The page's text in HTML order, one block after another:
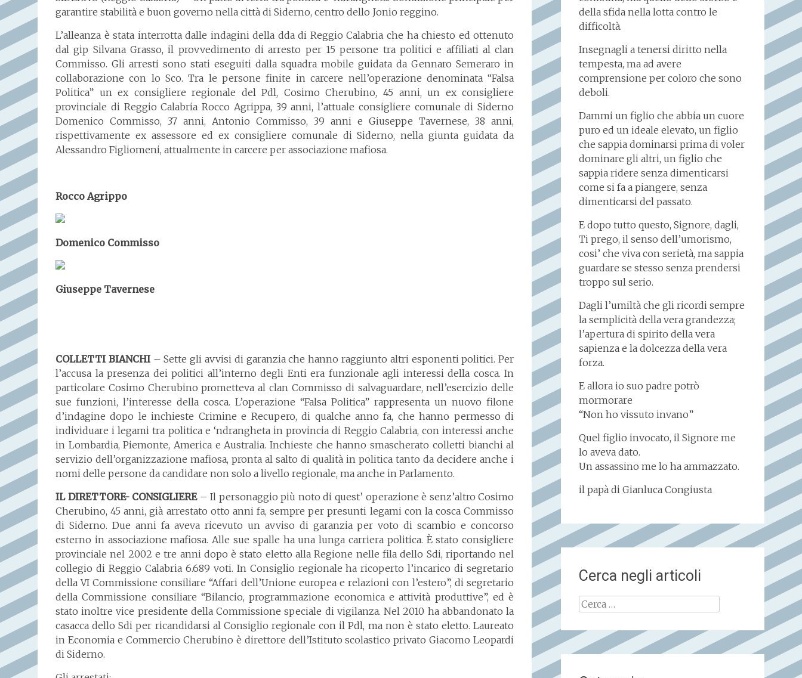
garantire stabilità e buon governo nella città di Siderno, centro dello Jonio reggino.
L’alleanza è stata interrotta dalle indagini della dda di Reggio Calabria che ha chiesto ed ottenuto
dal gip Silvana Grasso, il provvedimento di arresto per 15 persone tra politici e affiliati al clan
Commisso. Gli arresti sono stati eseguiti dalla squadra mobile guidata da Gennaro Semeraro in
collaborazione con lo Sco. Tra le persone finite in carcere nell’operazione denominata “Falsa
Politica” un ex consigliere regionale del Pdl, Cosimo Cherubino, 45 anni, un ex consigliere
provinciale di Reggio Calabria Rocco Agrippa, 39 anni, l’attuale consigliere comunale di Siderno
Domenico Commisso, 37 anni, Antonio Commisso, 39 anni e Giuseppe Tavernese, 38 anni,
rispettivamente ex assessore ed ex consigliere comunale di Siderno, nella giunta guidata da
Alessandro Figliomeni, attualmente in carcere per associazione mafiosa.
Rocco Agrippo
Domenico Commisso
Giuseppe Tavernese
COLLETTI BIANCHI – Sette gli avvisi di garanzia che hanno raggiunto altri esponenti politici. Per
l’accusa la presenza dei politici all’interno degli Enti era funzionale agli interessi della cosca. In
particolare Cosimo Cherubino prometteva al clan Commisso di salvaguardare, nell’esercizio delle
sue funzioni, l’interesse della cosca. L’operazione “Falsa Politica” rappresenta un nuovo filone
d’indagine dopo le inchieste Crimine e Recupero, di qualche anno fa, che hanno permesso di
individuare i legami tra politica e ‘ndrangheta in provincia di Reggio Calabria, con interessi anche
in Lombardia, Piemonte, America e Australia. Inchieste che hanno smascherato colletti bianchi al
servizio dell’organizzazione mafiosa, pronta al salto di qualità in politica tanto da decidere anche i
nomi delle persone da candidare non solo a livello regionale, ma anche in Parlamento.
IL DIRETTORE- CONSIGLIERE– Il personaggio più noto di quest’ operazione è senz’altro Cosimo
Cherubino, 45 anni, già arrestato otto anni fa, sempre per presunti legami con la cosca Commisso
di Siderno. Due anni fa aveva ricevuto un avviso di garanzia per voto di scambio e concorso
esterno in associazione mafiosa. Alle sue spalle ha una lunga carriera politica. È stato consigliere
provinciale nel 2002 e tre anni dopo è stato eletto alla Regione nelle fila dello Sdi, riportando nel
collegio di Reggio Calabria 6.689 voti. In Consiglio regionale ha ricoperto l’incarico di segretario
della VI Commissione consiliare “Affari dell’Unione europea e relazioni con l’estero”, di segretario
della Commissione consiliare “Bilancio, programmazione economica e attività produttive”, ed è
stato inoltre vice presidente della Commissione speciale di vigilanza. Nel 2010 ha abbandonato la
casacca dello Sdi per ricandidarsi al Consiglio regionale con il Pdl, ma non è stato eletto. Laureato
in Economia e Commercio Cherubino è direttore dell’Istituto scolastico privato Giacomo Leopardi
di Siderno.
della sfida nella lotta contro le
difficoltà.
Insegnagli a tenersi diritto nella
tempesta, ma ad avere
comprensione per coloro che sono
deboli.
Dammi un figlio che abbia un cuore
puro ed un ideale elevato, un figlio
che sappia dominarsi prima di voler
dominare gli altri, un figlio che
sappia ridere senza dimenticarsi
come si fa a piangere, senza
dimenticarsi del passato.
E dopo tutto questo, Signore, dagli,
Ti prego, il senso dell’umorismo,
cosi’ che viva con serietà, ma sappia
guardare se stesso senza prendersi
troppo sul serio.
Dagli l’umiltà che gli ricordi sempre
la semplicità della vera grandezza;
l’apertura di spirito della vera
sapienza e la dolcezza della vera
forza.
E allora io suo padre potrò
mormorare
“Non ho vissuto invano”
Quel figlio invocato, il Signore me
lo aveva dato.
Un assassino me lo ha ammazzato.
il papà di Gianluca Congiusta
Cerca negli articoli
Ricerca